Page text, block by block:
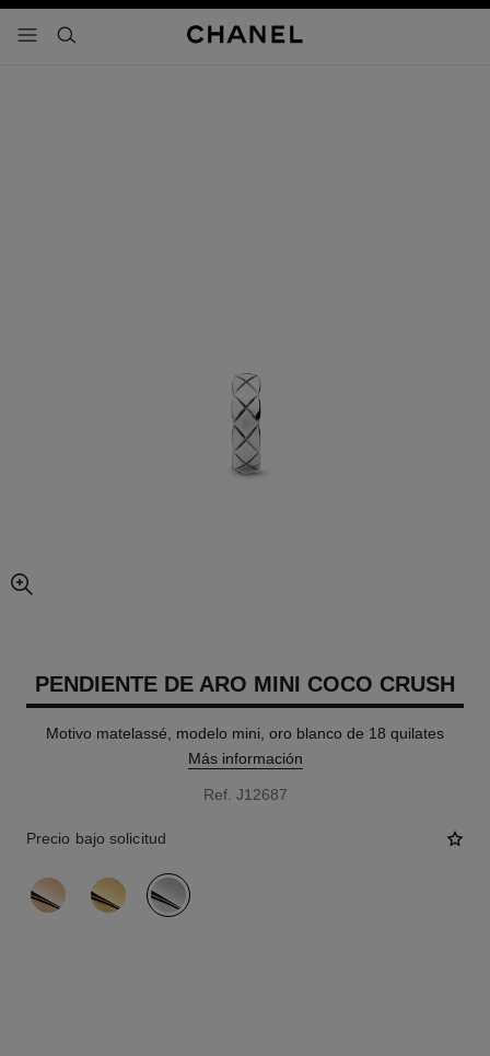
- navegación principal
buscar
imagen agrandada
PENDIENTE DE ARO MINI COCO CRUSH
Motivo matelassé, modelo mini, oro blanco de 18 quilates
Más información
Ref. J12687
Precio bajo solicitud
variante (3)